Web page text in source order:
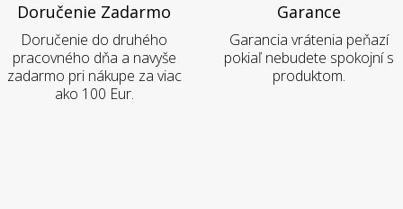
Doručenie Zadarmo
Doručenie do druhého
pracovného dňa a navyše
zadarmo pri nákupe za viac
ako 100 Eur.
Garance
Garancia vrátenia peňazí
pokiaľ nebudete spokojní s
produktom.